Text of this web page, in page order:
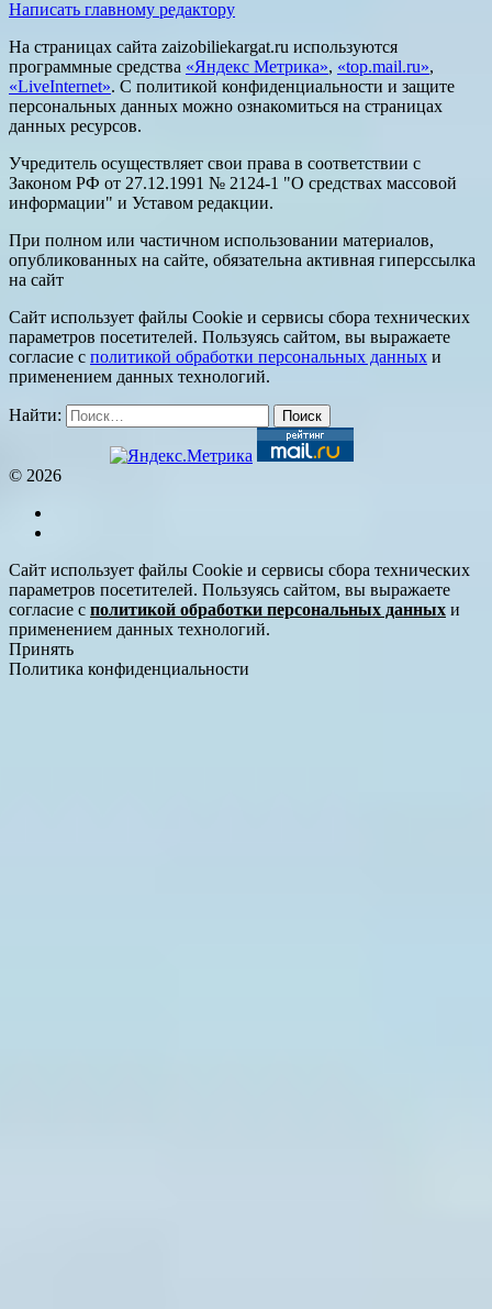
Написать главному редактору
На страницах сайта zaizobiliekargat.ru используются
программные средства «Яндекс Метрика», «top.mail.ru»,
«LiveInternet». С политикой конфиденциальности и защите
персональных данных можно ознакомиться на страницах
данных ресурсов.
Учредитель осуществляет свои права в соответствии с
Законом РФ от 27.12.1991 № 2124-1 "О средствах массовой
информации" и Уставом редакции.
При полном или частичном использовании материалов,
опубликованных на сайте, обязательна активная гиперссылка
на сайт
Сайт использует файлы Cookie и сервисы сбора технических
параметров посетителей. Пользуясь сайтом, вы выражаете
согласие с политикой обработки персональных данных и
применением данных технологий.
Найти:
© 2026
Сайт использует файлы Cookie и сервисы сбора технических
параметров посетителей. Пользуясь сайтом, вы выражаете
согласие с политикой обработки персональных данных и
применением данных технологий.
Принять
Политика конфиденциальности